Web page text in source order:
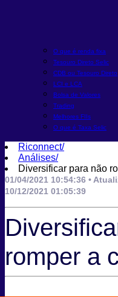
O que é renda fixa
Tesouro Direto Selic
CDB ou Tesouro Direto
LCI e LCA
Bolsa de Valores
Trading
Melhores FIIs
O que é Taxa Selic
Riconnect/
Análises/
Diversificar para não
01/04/2021 10:54:36 •
10/12/2021 01:05:39
romper a